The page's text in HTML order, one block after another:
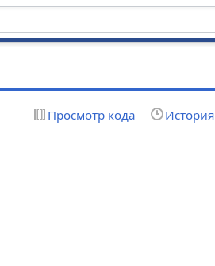
Просмотр кода История